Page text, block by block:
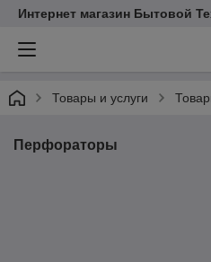
Интернет магазин Бытовой
Товары и услуги
Перфораторы